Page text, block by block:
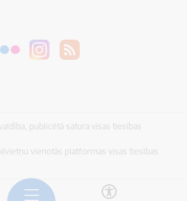
publicētā satura visas tiesības
vienotās platformas visas tiesības